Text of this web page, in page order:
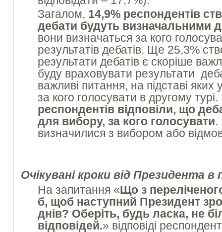
Загалом, 14,9% респондентів
дебати будуть визначальними
вони визначаться за кого
результатів дебатів. Ще 25,3%
результати дебатів є скоріше
буду враховувати результати
важливі питання, на підставі
за кого голосувати в другому
респондентів відповіли, що
для вибору, за кого голосувати.
визначилися з вибором або
Очікувані кроки від Президента в
На запитання «Що з
б, щоб наступний Президент
днів? Оберіть, будь ласка, не
відповідей.» відповіді